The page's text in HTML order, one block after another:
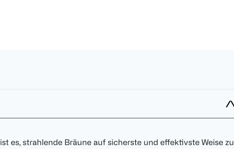
ist es, strahlende Bräune auf sicherste und effektivste Weise zu